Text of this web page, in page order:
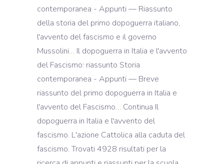
contemporanea - Appunti — Riassunto
della storia del primo dopoguerra italiano,
l'avvento del fascismo e il governo
Mussolini… Il dopoguerra in Italia e l'avvento
del Fascismo: riassunto Storia
contemporanea - Appunti — Breve
riassunto del primo dopoguerra in Italia e
l'avvento del Fascismo… Continua Il
dopoguerra in Italia e l'avvento del
fascismo. L'azione Cattolica alla caduta del
fascismo. Trovati 4928 risultati per la